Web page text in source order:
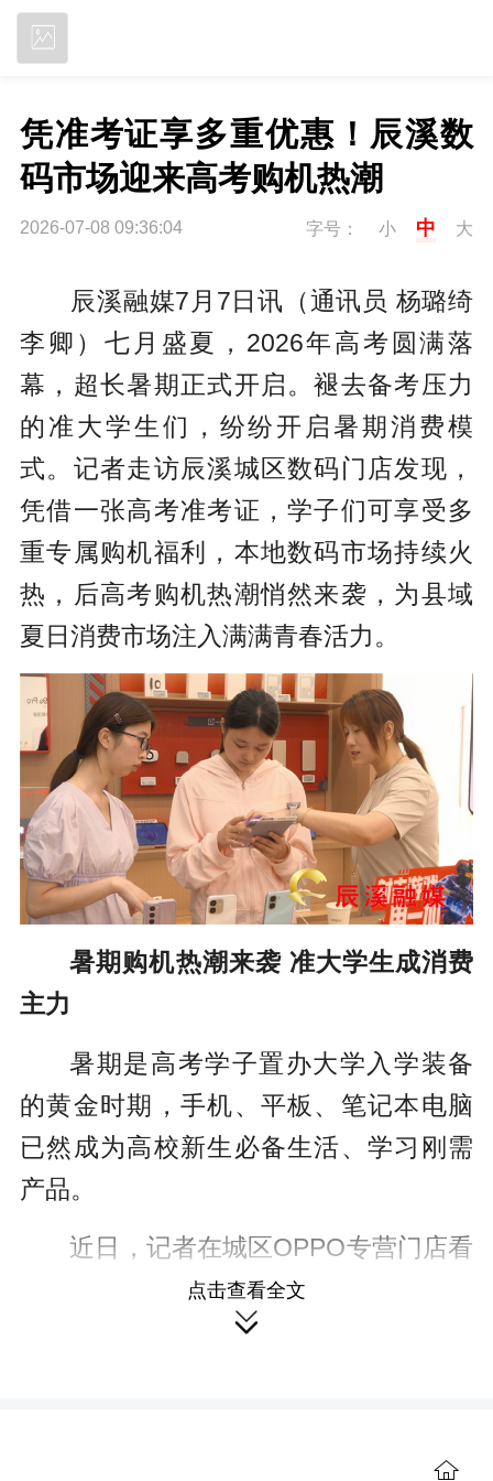
凭准考证享多重优惠！辰溪数
码市场迎来高考购机热潮
2026-07-08 09:36:04 字号： 小 中 大
辰溪融媒7月7日讯（通讯员 杨璐绮
李卿）七月盛夏，2026年高考圆满落
幕，超长暑期正式开启。褪去备考压力
的准大学生们，纷纷开启暑期消费模
式。记者走访辰溪城区数码门店发现，
凭借一张高考准考证，学子们可享受多
重专属购机福利，本地数码市场持续火
热，后高考购机热潮悄然来袭，为县域
夏日消费市场注入满满青春活力。
暑期购机热潮来袭 准大学生成消费
主力
暑期是高考学子置办大学入学装备
的黄金时期，手机、平板、笔记本电脑
已然成为高校新生必备生活、学习刚需
产品。
近日，记者在城区OPPO专营门店看
到，门店外“青春同行，好礼狂补”主题宣
传海报醒目亮眼，店内精心布置金榜题
码产品，门店咨询、体验、成交氛围十
点击查看全文
